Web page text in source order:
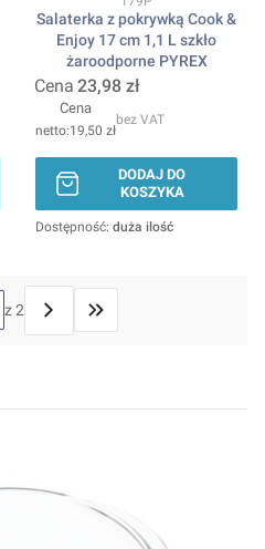
Salaterka z pokrywką Cook &
Enjoy 17 cm 1,1 L szkło
żaroodporne PYREX
Cena 23,98 zł
Cena
19,50 zł
bez VAT
DODAJ DO
KOSZYKA
Dostępność: duża ilość
z 2 Przejdź do ostatniej